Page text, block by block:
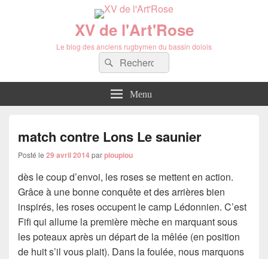
XV de l'Art'Rose
Le blog des anciens rugbymen du bassin dolois
Recherche :
Rechercher
Menu
match contre Lons Le saunier
Posté le 29 avril 2014parpioupiou
dès le coup d’envoi, les roses se mettent en action.
Grâce à une bonne conquête et des arrières bien
inspirés, les roses occupent le camp Lédonnien. C’est
Fifi qui allume la première mèche en marquant sous
les poteaux après un départ de la mêlée (en position
de huit s’il vous plait). Dans la foulée, nous marquons